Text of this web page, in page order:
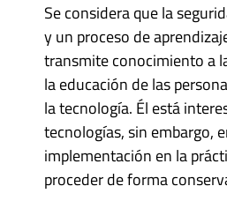
Se considera que la
y un proceso de
transmite conocimiento a
la educación de las
la tecnología. Él está
tecnologías, sin embargo,
implementación en la
proceder de forma